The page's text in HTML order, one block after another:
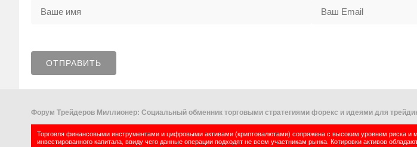
Форум Трейдеров Миллионер: Социальный обменник торговыми стратегиями форекс и идеями для
Торговля финансовыми инструментами и цифровыми активами (криптовалютами) сопряжена с высоким уровнем риска и
инвестированного капитала, ввиду чего данные операции подходят не всем участникам рынка. Котировки активов